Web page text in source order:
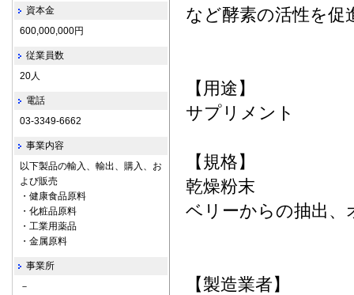
など酵素の活性を促
【用途】
サプリメント
【規格】
乾燥粉末
ベリーからの抽出
【製造業者】
資本金
600,000,000円
従業員数
20人
電話
03-3349-6662
事業内容
以下製品の輸入、輸出、購入、お
よび販売
・健康食品原料
・化粧品原料
・工業用薬品
・金属原料
事業所
－